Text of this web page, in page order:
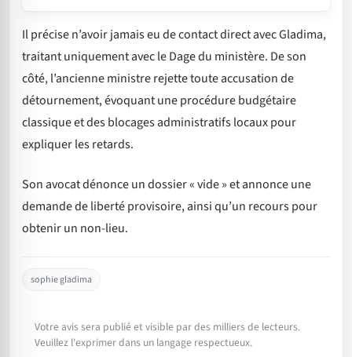
Il précise n’avoir jamais eu de contact direct avec Gladima,
traitant uniquement avec le Dage du ministère. De son
côté, l’ancienne ministre rejette toute accusation de
détournement, évoquant une procédure budgétaire
classique et des blocages administratifs locaux pour
expliquer les retards.
Son avocat dénonce un dossier « vide » et annonce une
demande de liberté provisoire, ainsi qu’un recours pour
obtenir un non-lieu.
sophie gladima
Votre avis sera publié et visible par des milliers de lecteurs.
Veuillez l'exprimer dans un langage respectueux.